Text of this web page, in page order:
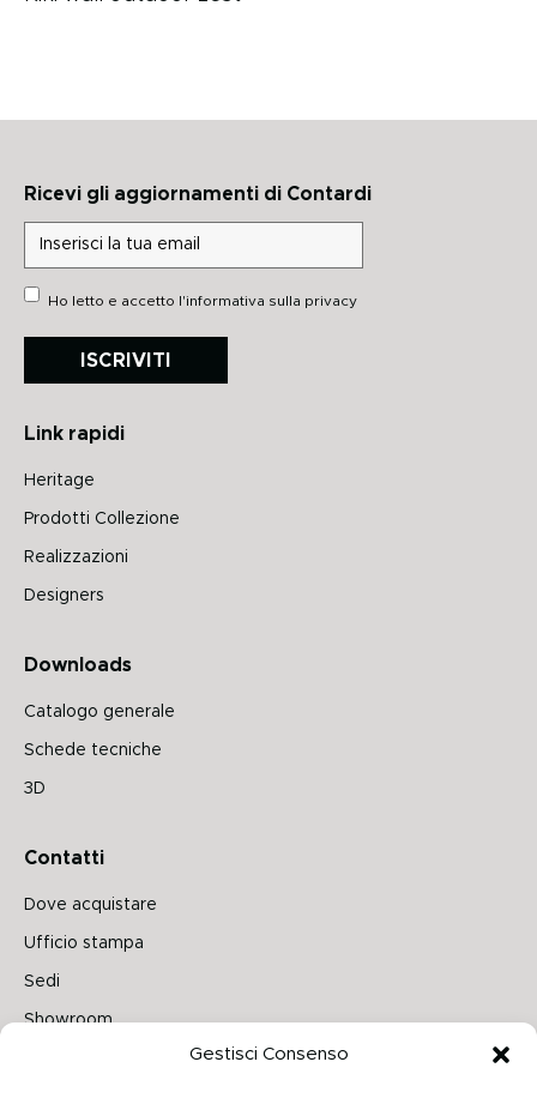
Gestisci Consenso
Ricevi gli aggiornamenti di Contardi
Ho letto e accetto l'informativa sulla privacy
ISCRIVITI
Link rapidi
Heritage
Prodotti Collezione
Realizzazioni
Designers
Downloads
Catalogo generale
Schede tecniche
3D
Contatti
Dove acquistare
Ufficio stampa
Sedi
Showroom